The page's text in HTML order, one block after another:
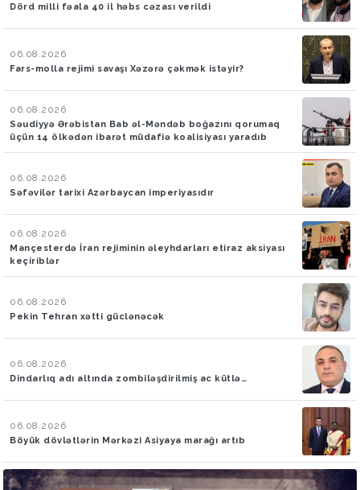
Dörd milli fəala 40 il həbs cəzası verildi
06.08.2026
Fars-molla rejimi savaşı Xəzərə çəkmək istəyir?
06.08.2026
Səudiyyə Ərəbistan Bab əl-Məndəb boğazını qorumaq
üçün 14 ölkədən ibarət müdafiə koalisiyası yaradıb
06.08.2026
Səfəvilər tarixi Azərbaycan imperiyasıdır
06.08.2026
Mançesterdə İran rejiminin əleyhdarları etiraz aksiyası
keçiriblər
06.08.2026
Pekin Tehran xətti güclənəcək
06.08.2026
Dindarlıq adı altında zombiləşdirilmiş ac kütlə…
06.08.2026
Böyük dövlətlərin Mərkəzi Asiyaya marağı artıb